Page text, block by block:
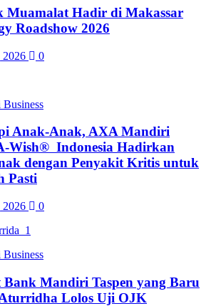
Muamalat Hadir di Makassar
Roadshow 2026
2026 0
Anak-Anak, AXA Mandiri
Wish® Indonesia Hadirkan
dengan Penyakit Kritis untuk
Pasti
2026 0
Mandiri Taspen yang Baru
Lolos Uji OJK